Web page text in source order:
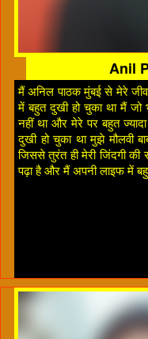
Anil
मैं अनिल पाठक मुंबई से मेरे
में बहुत दुखी हो चुका था मैं जो
नहीं था और मेरे पर बहुत
दुखी हो चुका था मुझे मौलवी
जिससे तुरंत ही मेरी जिंदगी की
पढ़ा है और मैं अपनी लाइफ में